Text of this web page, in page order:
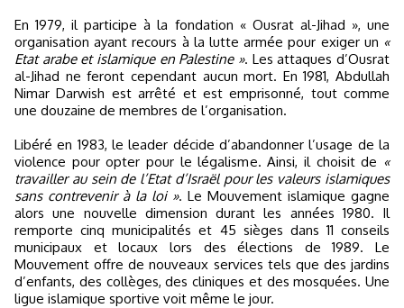
En 1979, il participe à la fondation « Ousrat al-Jihad », une
organisation ayant recours à la lutte armée pour exiger un «
Etat arabe et islamique en Palestine ». Les attaques d’Ousrat
al-Jihad ne feront cependant aucun mort. En 1981, Abdullah
Nimar Darwish est arrêté et est emprisonné, tout comme
une douzaine de membres de l’organisation.
Libéré en 1983, le leader décide d’abandonner l’usage de la
violence pour opter pour le légalisme. Ainsi, il choisit de «
travailler au sein de l’Etat d’Israël pour les valeurs islamiques
sans contrevenir à la loi ». Le Mouvement islamique gagne
alors une nouvelle dimension durant les années 1980. Il
remporte cinq municipalités et 45 sièges dans 11 conseils
municipaux et locaux lors des élections de 1989. Le
Mouvement offre de nouveaux services tels que des jardins
d’enfants, des collèges, des cliniques et des mosquées. Une
ligue islamique sportive voit même le jour.